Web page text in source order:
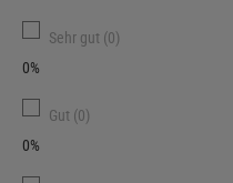
Sehr gut (0)
0%
Gut (0)
0%